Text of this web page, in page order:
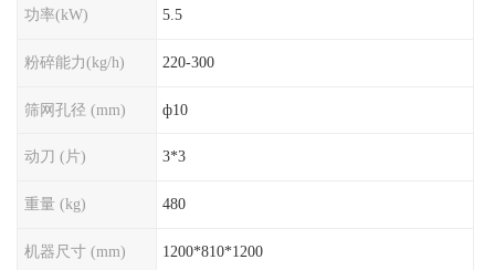
功率(kW) 5.5
粉碎能力(kg/h) 220-300
筛网孔径 (mm) ф10
动刀 (片) 3*3
重量 (kg) 480
机器尺寸 (mm) 1200*810*1200